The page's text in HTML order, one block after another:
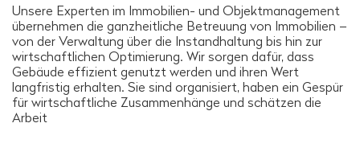
Unsere Experten im Immobilien- und Objektmanagement
übernehmen die ganzheitliche Betreuung von Immobilien –
von der Verwaltung über die Instandhaltung bis hin zur
wirtschaftlichen Optimierung. Wir sorgen dafür, dass
Gebäude effizient genutzt werden und ihren Wert
langfristig erhalten. Sie sind organisiert, haben ein Gespür
für wirtschaftliche Zusammenhänge und schätzen die
Arbeit